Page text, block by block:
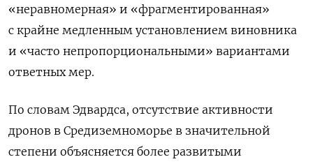
«неравномерная» и «фрагментированная»
с крайне медленным установлением виновника
и «часто непропорциональными» вариантами
ответных мер.
По словам Эдвардса, отсутствие активности
дронов в Средиземноморье в значительной
степени объясняется более развитыми